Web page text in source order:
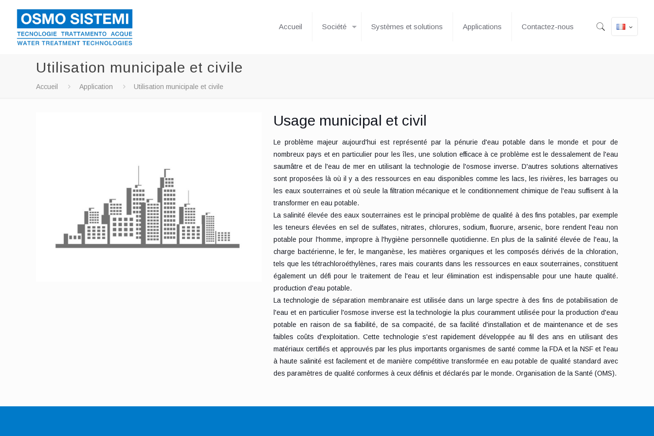
Accueil Société Systèmes et solutions Applications Contactez-nous
Utilisation municipale et civile
Accueil Application Utilisation municipale et civile
Usage municipal et civil
Le problème majeur aujourd'hui est représenté par la pénurie d'eau potable dans le monde et pour de
nombreux pays et en particulier pour les îles, une solution efficace à ce problème est le dessalement de l'eau
saumâtre et de l'eau de mer en utilisant la technologie de l'osmose inverse. D'autres solutions alternatives
sont proposées là où il y a des ressources en eau disponibles comme les lacs, les rivières, les barrages ou
les eaux souterraines et où seule la filtration mécanique et le conditionnement chimique de l'eau suffisent à la
transformer en eau potable.
La salinité élevée des eaux souterraines est le principal problème de qualité à des fins potables, par exemple
les teneurs élevées en sel de sulfates, nitrates, chlorures, sodium, fluorure, arsenic, bore rendent l'eau non
potable pour l'homme, impropre à l'hygiène personnelle quotidienne. En plus de la salinité élevée de l'eau, la
charge bactérienne, le fer, le manganèse, les matières organiques et les composés dérivés de la chloration,
tels que les tétrachloroéthylènes, rares mais courants dans les ressources en eaux souterraines, constituent
également un défi pour le traitement de l'eau et leur élimination est indispensable pour une haute qualité.
production d'eau potable.
La technologie de séparation membranaire est utilisée dans un large spectre à des fins de potabilisation de
l'eau et en particulier l'osmose inverse est la technologie la plus couramment utilisée pour la production d'eau
potable en raison de sa fiabilité, de sa compacité, de sa facilité d'installation et de maintenance et de ses
faibles coûts d'exploitation. Cette technologie s'est rapidement développée au fil des ans en utilisant des
matériaux certifiés et approuvés par les plus importants organismes de santé comme la FDA et la NSF et l'eau
à haute salinité est facilement et de manière compétitive transformée en eau potable de qualité standard avec
des paramètres de qualité conformes à ceux définis et déclarés par le monde. Organisation de la Santé (OMS).